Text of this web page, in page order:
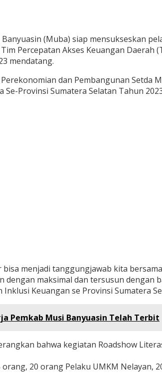
(Muba) siap mensukseskan
Percepatan Akses Keuangan Daerah
mendatang.
dan Pembangunan Setda
Provinsi Sumatera Selatan Tahun
menjadi tanggungjawab kita
maksimal dan tersusun
Keuangan se Provinsi Sumatera
Pemkab Musi Banyuasin Telah Terbit
bahwa kegiatan Roadshow
20 orang Pelaku UMKM Nelayan,